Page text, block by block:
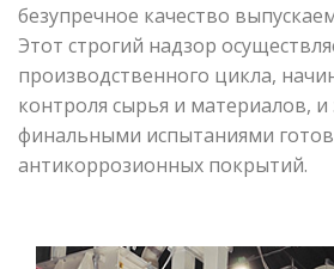
безупречное качество
Этот строгий надзор
производственного цикла,
контроля сырья и материалов, и
финальными испытаниями
антикоррозионных покрытий.